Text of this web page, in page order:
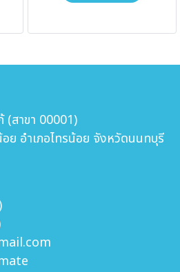
(สาขา 00001)
อย อำเภอไทรน้อย จังหวัดนนทบุรี